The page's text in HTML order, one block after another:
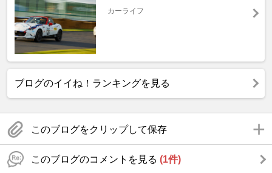
カーライフ
ブログのイイね！ランキングを見る
このブログをクリップして保存
このブログのコメントを見る (1件)